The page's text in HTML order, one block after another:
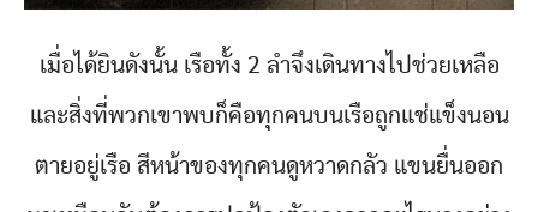
เมื่อได้ยินดังนั้น เรือทั้ง 2 ลำจึงเดินทางไปช่วยเหลือ
และสิ่งที่พวกเขาพบก็คือทุกคนบนเรือถูกแช่แข็งนอน
ตายอยู่เรือ สีหน้าของทุกคนดูหวาดกลัว แขนยื่นออก